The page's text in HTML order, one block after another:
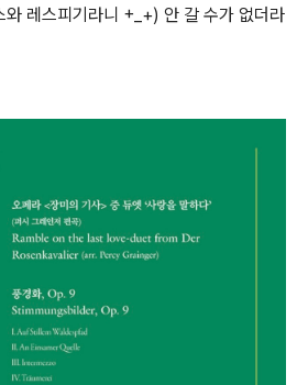
와 레스피기라니 +_+) 안 갈 수가 없더라